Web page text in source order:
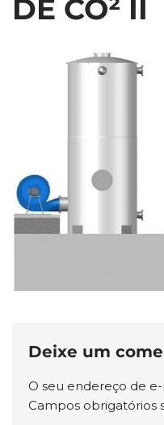
DE CO² II
Deixe um
O seu endereço de
Campos obrigatórios